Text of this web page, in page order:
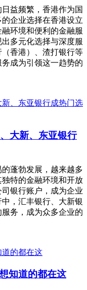
益频繁，香港作为国
企业选择在香港设立
环境和便利的金融服
多元化选择与深度服
香港）、渣打银行等
成为引领这一趋势的
大新、东亚银行
蓬勃发展，越来越多
特的金融环境和开放
银行账户，成为企业
，汇丰银行、大新银
务，成为众多企业的
知道的都在这